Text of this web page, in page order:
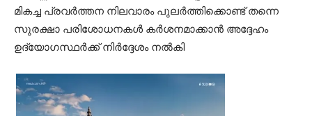
മികച്ച പ്രവർത്തന നിലവാരം പുലർത്തിക്കൊണ്ട് തന്നെ
സുരക്ഷാ പരിശോധനകൾ കർശനമാക്കാൻ അദ്ദേഹം
ഉദ്യോഗസ്ഥർക്ക് നിർദ്ദേശം നൽകി